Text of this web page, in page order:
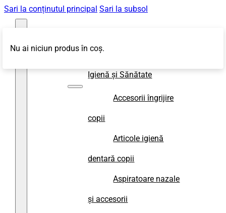
Sari la conținutul principal Sari la subsol
Igienă și Sănătate
Accesorii îngrijire
copii
Articole igienă
dentară copii
Aspiratoare nazale
și accesorii
Nu ai niciun produs în coș.